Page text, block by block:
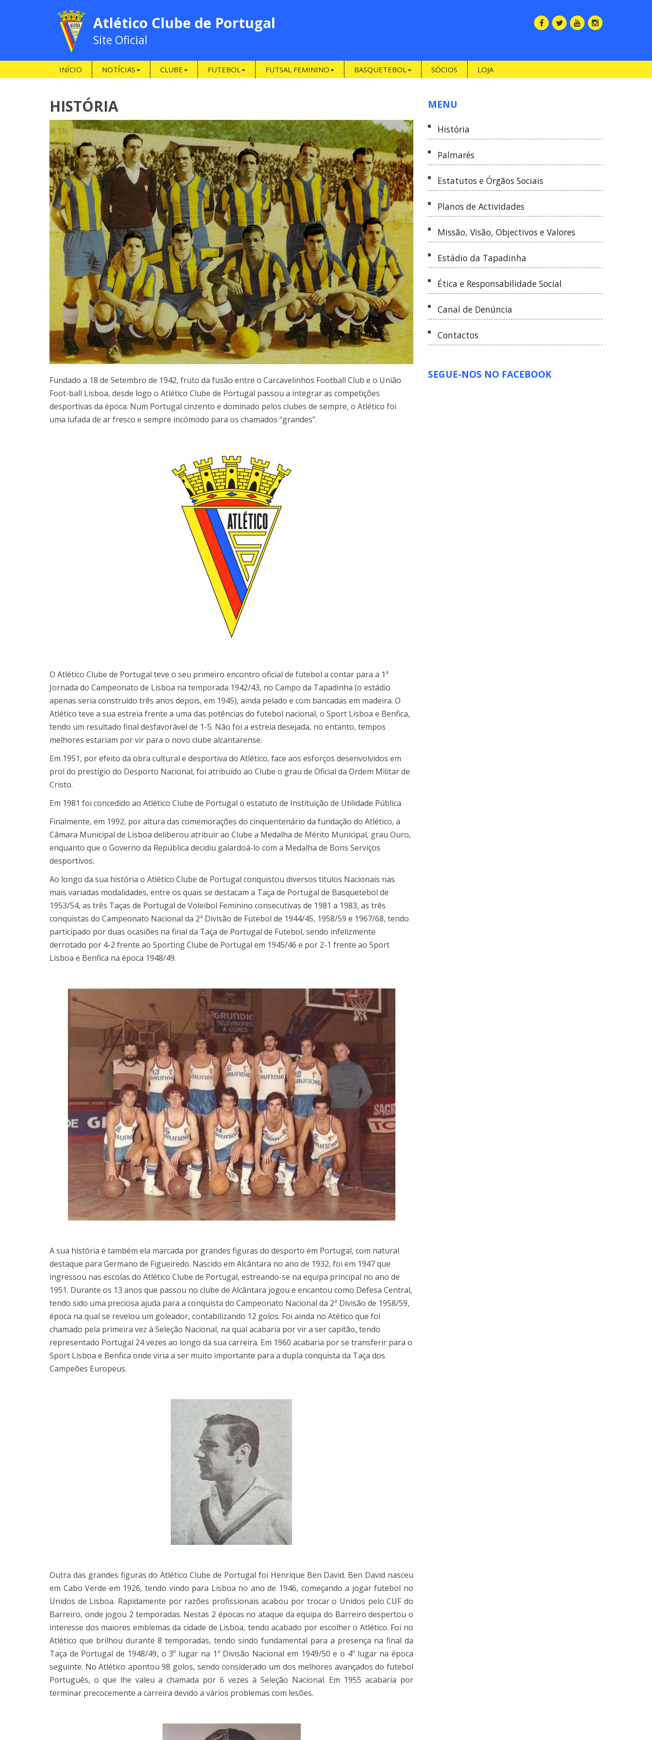
Atlético Clube de Portugal
Site Oficial
INÍCIO NOTÍCIAS CLUBE FUTEBOL FUTSAL FEMININO BASQUETEBOL SÓCIOS LOJA
HISTÓRIA
Fundado a 18 de Setembro de 1942, fruto da fusão entre o Carcavelinhos Football Club e o União
Foot-ball Lisboa, desde logo o Atlético Clube de Portugal passou a integrar as competições
desportivas da época. Num Portugal cinzento e dominado pelos clubes de sempre, o Atlético foi
uma lufada de ar fresco e sempre incómodo para os chamados “grandes”.
O Atlético Clube de Portugal teve o seu primeiro encontro oficial de futebol a contar para a 1ª
Jornada do Campeonato de Lisboa na temporada 1942/43, no Campo da Tapadinha (o estádio
apenas seria construído três anos depois, em 1945), ainda pelado e com bancadas em madeira. O
Atlético teve a sua estreia frente a uma das potências do futebol nacional, o Sport Lisboa e Benfica,
tendo um resultado final desfavorável de 1-5. Não foi a estreia desejada, no entanto, tempos
melhores estariam por vir para o novo clube alcantarense.
Em 1951, por efeito da obra cultural e desportiva do Atlético, face aos esforços desenvolvidos em
prol do prestígio do Desporto Nacional, foi atribuído ao Clube o grau de Oficial da Ordem Militar de
Cristo.
Em 1981 foi concedido ao Atlético Clube de Portugal o estatuto de Instituição de Utilidade Pública.
Finalmente, em 1992, por altura das comemorações do cinquentenário da fundação do Atlético, a
Câmara Municipal de Lisboa deliberou atribuir ao Clube a Medalha de Mérito Municipal, grau Ouro,
enquanto que o Governo da República decidiu galardoá-lo com a Medalha de Bons Serviços
desportivos.
Ao longo da sua história o Atlético Clube de Portugal conquistou diversos títulos Nacionais nas
mais variadas modalidades, entre os quais se destacam a Taça de Portugal de Basquetebol de
1953/54, as três Taças de Portugal de Voleibol Feminino consecutivas de 1981 a 1983, as três
conquistas do Campeonato Nacional da 2ª Divisão de Futebol de 1944/45, 1958/59 e 1967/68, tendo
participado por duas ocasiões na final da Taça de Portugal de Futebol, sendo infelizmente
derrotado por 4-2 frente ao Sporting Clube de Portugal em 1945/46 e por 2-1 frente ao Sport
Lisboa e Benfica na época 1948/49.
A sua história é também ela marcada por grandes figuras do desporto em Portugal, com natural
destaque para Germano de Figueiredo. Nascido em Alcântara no ano de 1932, foi em 1947 que
ingressou nas escolas do Atlético Clube de Portugal, estreando-se na equipa principal no ano de
1951. Durante os 13 anos que passou no clube de Alcântara jogou e encantou como Defesa Central,
tendo sido uma preciosa ajuda para a conquista do Campeonato Nacional da 2ª Divisão de 1958/59,
época na qual se revelou um goleador, contabilizando 12 golos. Foi ainda no Atético que foi
chamado pela primeira vez à Seleção Nacional, na qual acabaria por vir a ser capitão, tendo
representado Portugal 24 vezes ao longo da sua carreira. Em 1960 acabaria por se transferir para o
Sport Lisboa e Benfica onde viria a ser muito importante para a dupla conquista da Taça dos
Campeões Europeus.
Outra das grandes figuras do Atlético Clube de Portugal foi Henrique Ben David. Ben David nasceu
em Cabo Verde em 1926, tendo vindo para Lisboa no ano de 1946, começando a jogar futebol no
Unidos de Lisboa. Rapidamente por razões profissionais acabou por trocar o Unidos pelo CUF do
Barreiro, onde jogou 2 temporadas. Nestas 2 épocas no ataque da equipa do Barreiro despertou o
interesse dos maiores emblemas da cidade de Lisboa, tendo acabado por escolher o Atlético. Foi no
Atlético que brilhou durante 8 temporadas, tendo sindo fundamental para a presença na final da
Taça de Portugal de 1948/49, o 3º lugar na 1ª Divisão Nacional em 1949/50 e o 4º lugar na época
seguinte. No Atlético apontou 98 golos, sendo considerado um dos melhores avançados do futebol
Português, o que lhe valeu a chamada por 6 vezes à Seleção Nacional. Em 1955 acabaria por
terminar precocemente a carreira devido a vários problemas com lesões.
MENU
História
Palmarés
Estatutos e Órgãos Sociais
Planos de Actividades
Missão, Visão, Objectivos e Valores
Estádio da Tapadinha
Ética e Responsabilidade Social
Canal de Denúncia
Contactos
SEGUE-NOS NO FACEBOOK